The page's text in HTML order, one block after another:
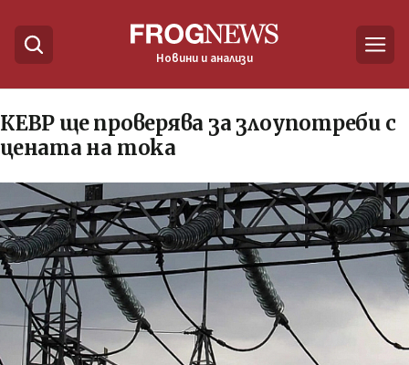
Новини и анализи
КЕВР ще проверява за злоупотреби с
цената на тока